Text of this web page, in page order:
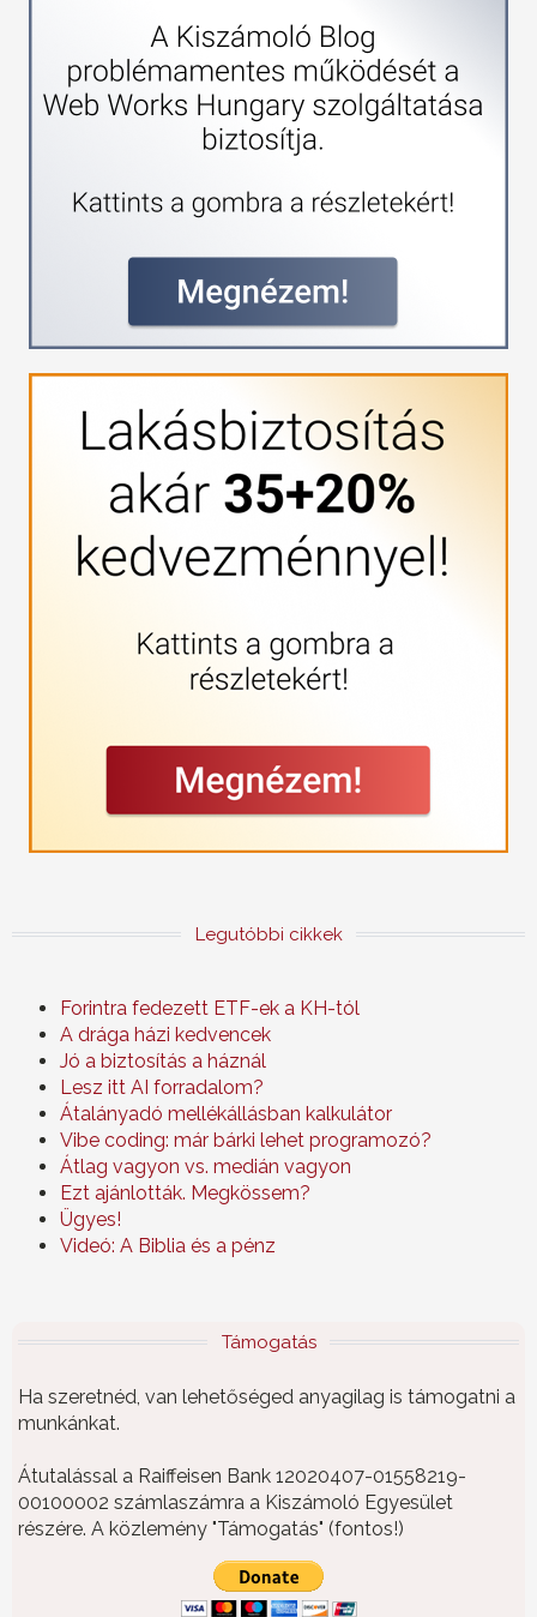
Legutóbbi cikkek
Forintra fedezett ETF-ek a KH-tól
A drága házi kedvencek
Jó a biztosítás a háznál
Lesz itt AI forradalom?
Átalányadó mellékállásban kalkulátor
Vibe coding: már bárki lehet programozó?
Átlag vagyon vs. medián vagyon
Ezt ajánlották. Megkössem?
Ügyes!
Videó: A Biblia és a pénz
Támogatás
Ha szeretnéd, van lehetőséged anyagilag is támogatni a
munkánkat.
Átutalással a Raiffeisen Bank 12020407-01558219-
00100002 számlaszámra a Kiszámoló Egyesület
részére. A közlemény "Támogatás" (fontos!)